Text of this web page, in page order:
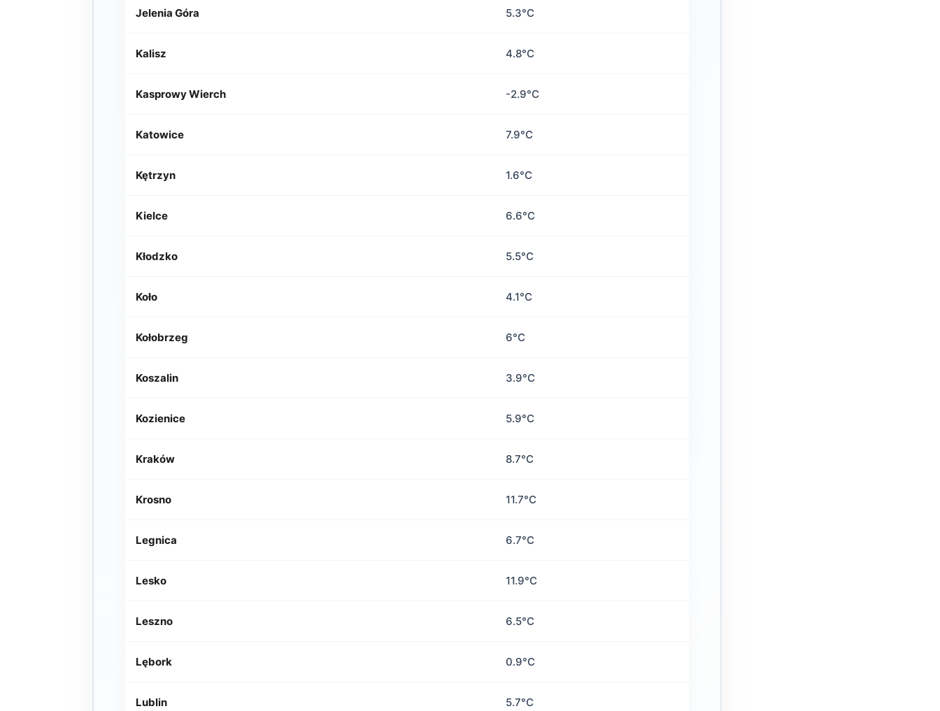
Jelenia Góra 5.3°C
Kalisz 4.8°C
Kasprowy Wierch -2.9°C
Katowice 7.9°C
Kętrzyn 1.6°C
Kielce 6.6°C
Kłodzko 5.5°C
Koło 4.1°C
Kołobrzeg 6°C
Koszalin 3.9°C
Kozienice 5.9°C
Kraków 8.7°C
Krosno 11.7°C
Legnica 6.7°C
Lesko 11.9°C
Leszno 6.5°C
Lębork 0.9°C
Lublin 5.7°C